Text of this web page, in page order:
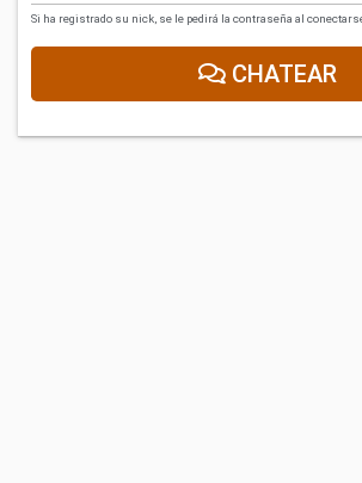
Si ha registrado su nick, se le pedirá la contraseña al
CHATEAR